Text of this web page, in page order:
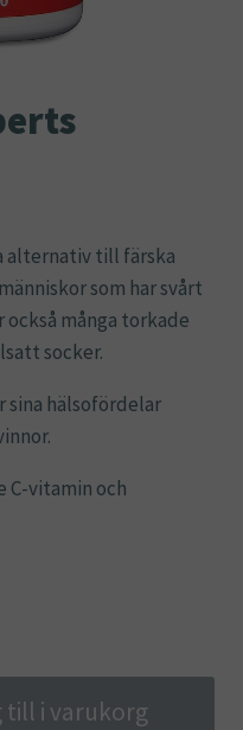
alternativ till färska
som har svårt
också många torkade
socker.
sina hälsofördelar
C-vitamin och
till i varukorg